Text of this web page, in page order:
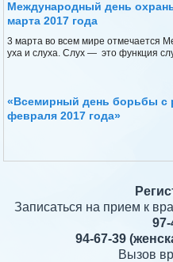
Международный день
марта 2017 года
3 марта во всем мире отмечается
уха и слуха. Слух — это функция
«Всемирный день борьбы с
февраля 2017 года»
Записаться на прием к
94-67-39
Вызов